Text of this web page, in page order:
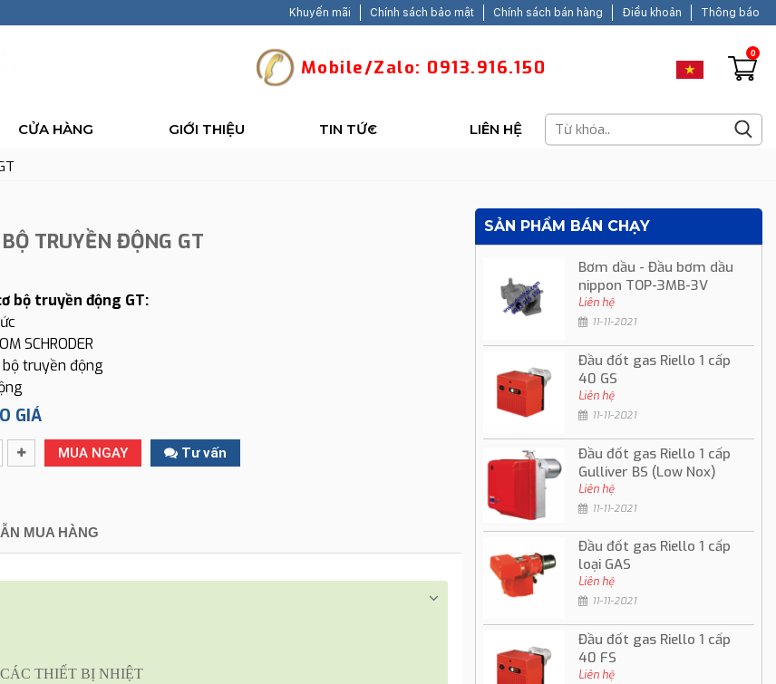
Khuyến mãi Chính sách bảo mật Chính sách bán hàng Điều khoản Thông báo
Mobile/Zalo: 0913.916.150
0
CỬA HÀNG GIỚI THIỆU TIN TỨC LIÊN HỆ
TRUYỀN ĐỘNG GT
bộ truyền động GT:
SCHRODER
truyền động
GIÁ
MUA NGAY Tư vấn
MUA HÀNG
THIẾT BỊ NHIỆT
SẢN PHẨM BÁN CHẠY
Bơm dầu - Đầu bơm dầu
nippon TOP-3MB-3V
Liên hệ
11-11-2021
Đầu đốt gas Riello 1 cấp
40 GS
Liên hệ
11-11-2021
Đầu đốt gas Riello 1 cấp
Gulliver BS (Low Nox)
Liên hệ
11-11-2021
Đầu đốt gas Riello 1 cấp
loại GAS
Liên hệ
11-11-2021
Đầu đốt gas Riello 1 cấp
40 FS
Liên hệ